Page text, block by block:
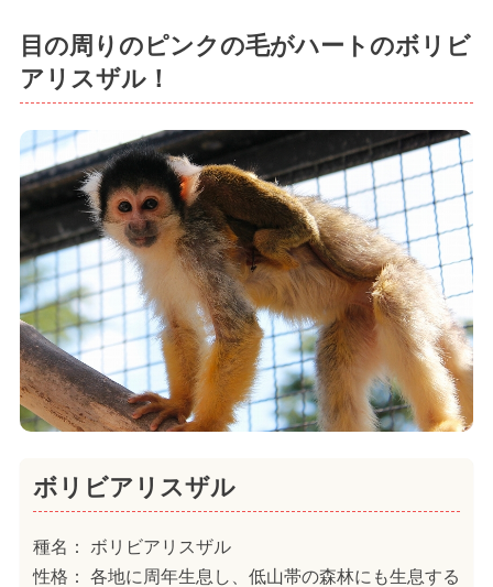
目の周りのピンクの毛がハートのボリビ
アリスザル！
ボリビアリスザル
種名： ボリビアリスザル
性格： 各地に周年生息し、低山帯の森林にも生息する